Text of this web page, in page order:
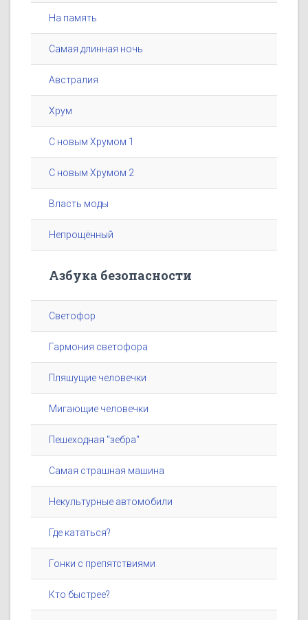
На память
Самая длинная ночь
Австралия
Хрум
С новым Хрумом 1
С новым Хрумом 2
Власть моды
Непрощённый
Азбука безопасности
Светофор
Гармония светофора
Пляшущие человечки
Мигающие человечки
Пешеходная "зебра"
Самая страшная машина
Некультурные автомобили
Где кататься?
Гонки с препятствиями
Кто быстрее?